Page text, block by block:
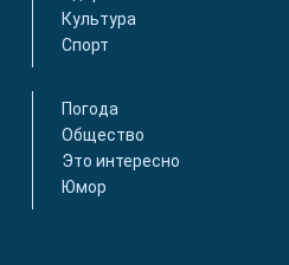
Культура
Спорт
Погода
Общество
Это интересно
Юмор